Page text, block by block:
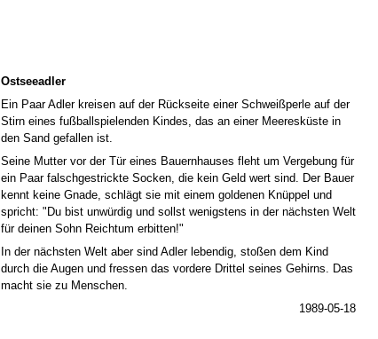
Ostseeadler
Ein Paar Adler kreisen auf der Rückseite einer Schweißperle auf der
Stirn eines fußballspielenden Kindes, das an einer Meeresküste in
den Sand gefallen ist.
Seine Mutter vor der Tür eines Bauernhauses fleht um Vergebung für
ein Paar falschgestrickte Socken, die kein Geld wert sind. Der Bauer
kennt keine Gnade, schlägt sie mit einem goldenen Knüppel und
spricht: "Du bist unwürdig und sollst wenigstens in der nächsten Welt
für deinen Sohn Reichtum erbitten!"
In der nächsten Welt aber sind Adler lebendig, stoßen dem Kind
durch die Augen und fressen das vordere Drittel seines Gehirns. Das
macht sie zu Menschen.
1989-05-18